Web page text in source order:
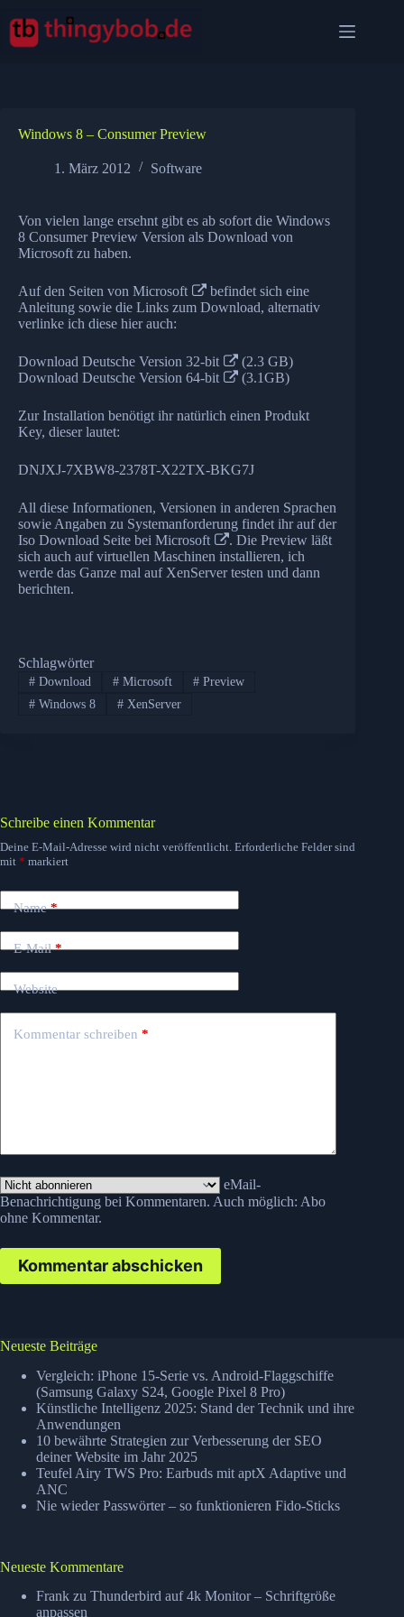
Inhalt
springen
Windows 8 – Consumer Preview
1. März 2012 Software
Von vielen lange ersehnt gibt es ab sofort die Windows
8 Consumer Preview Version als Download von
Microsoft zu haben.
Auf den Seiten von Microsoft
befindet sich eine
Anleitung sowie die Links zum Download, alternativ
verlinke ich diese hier auch:
Download Deutsche Version 32-bit
(2.3 GB)
Download Deutsche Version 64-bit
(3.1GB)
Zur Installation benötigt ihr natürlich einen Produkt
Key, dieser lautet:
DNJXJ-7XBW8-2378T-X22TX-BKG7J
All diese Informationen, Versionen in anderen Sprachen
sowie Angaben zu Systemanforderung findet ihr auf der
Iso Download Seite bei Microsoft
. Die Preview läßt
sich auch auf virtuellen Maschinen installieren, ich
werde das Ganze mal auf XenServer testen und dann
berichten.
Schlagwörter
#Download #Microsoft # Preview
#Windows 8 #XenServer
Schreibe einen Kommentar
Deine E-Mail-Adresse wird nicht veröffentlicht. Erforderliche Felder sind
mit * markiert
Name*
E-Mail*
Website
Kommentar schreiben *
eMail-
Benachrichtigung bei Kommentaren. Auch möglich: Abo
ohne Kommentar.
Kommentar abschicken
Neueste Beiträge
Vergleich: iPhone 15-Serie vs. Android-Flaggschiffe
(Samsung Galaxy S24, Google Pixel 8 Pro)
Künstliche Intelligenz 2025: Stand der Technik und ihre
Anwendungen
10 bewährte Strategien zur Verbesserung der SEO
deiner Website im Jahr 2025
Teufel Airy TWS Pro: Earbuds mit aptX Adaptive und
ANC
Nie wieder Passwörter – so funktionieren Fido-Sticks
Neueste Kommentare
Frank zu Thunderbird auf 4k Monitor – Schriftgröße
anpassen